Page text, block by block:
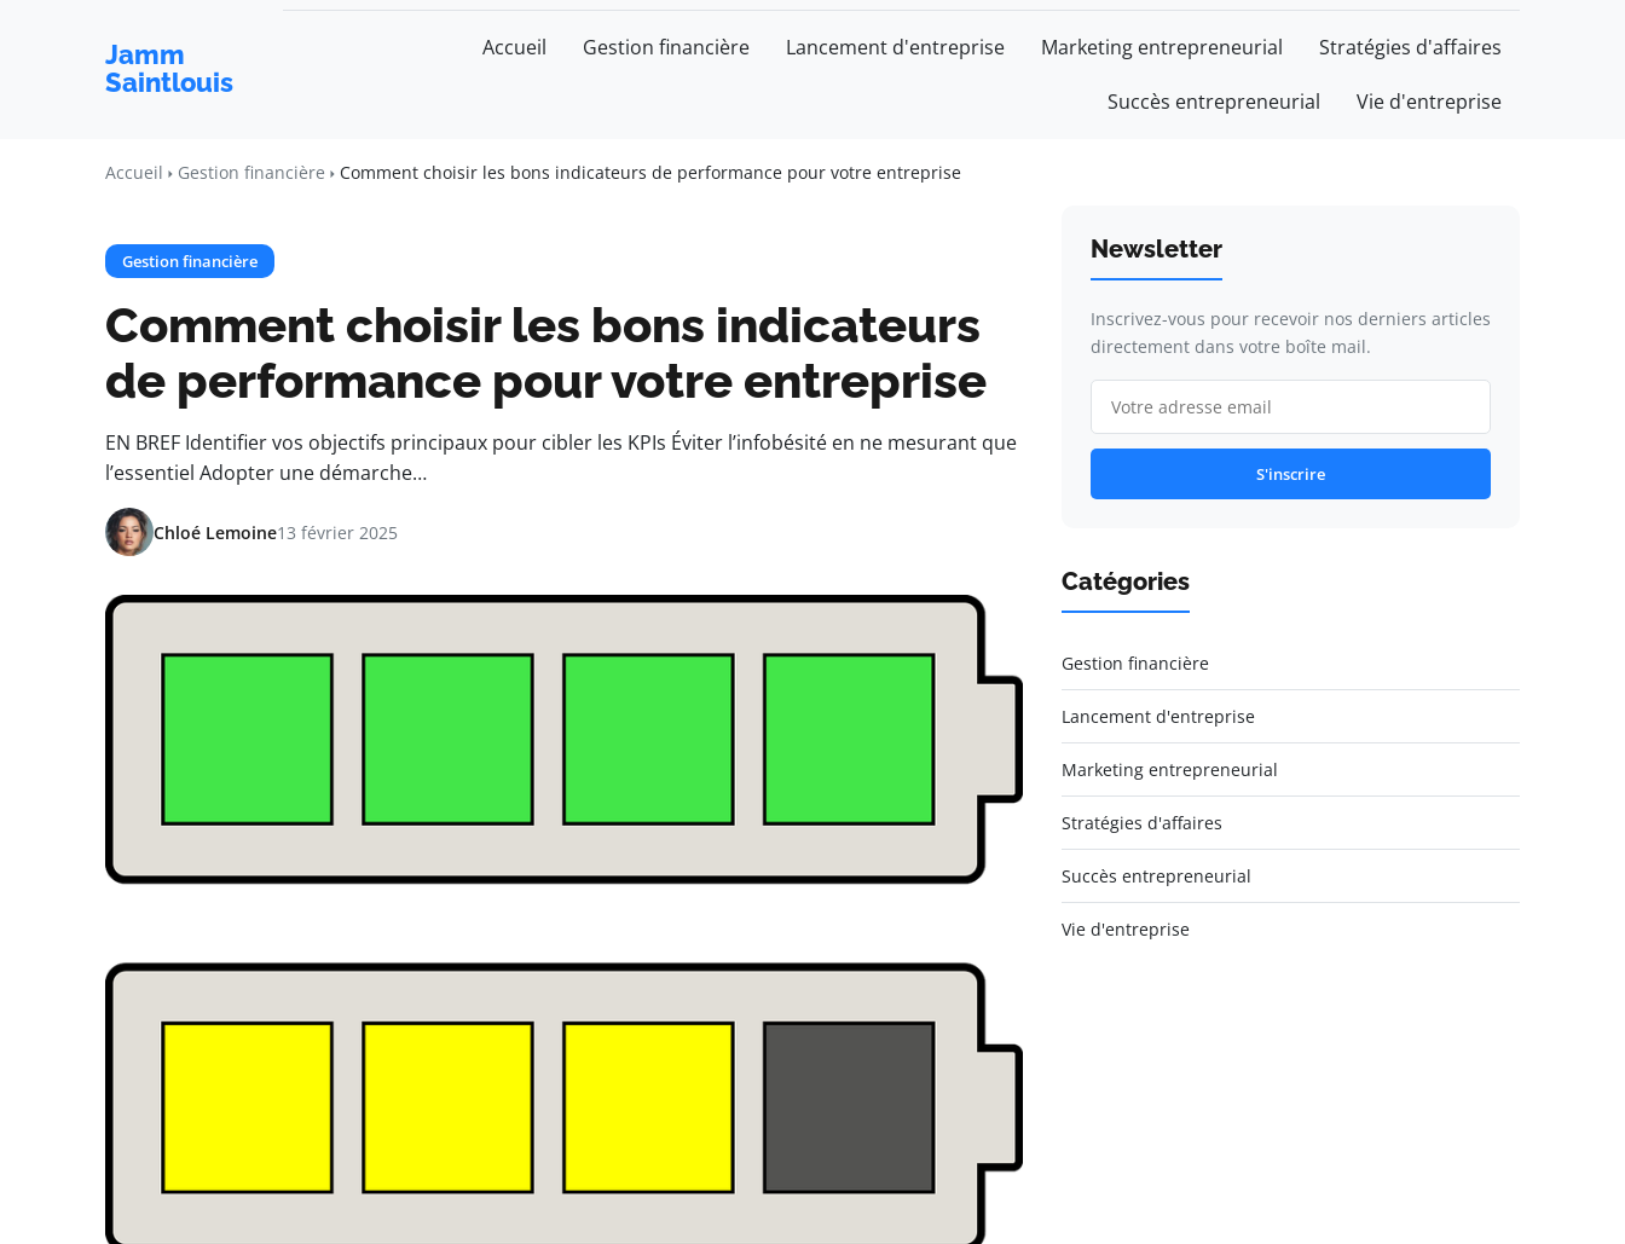
Jamm
Saintlouis
Accueil Gestion financière Lancement d'entreprise Marketing entrepreneurial Stratégies d'affaires
Succès entrepreneurial Vie d'entreprise
Accueil Gestion financière Comment choisir les bons indicateurs de performance pour votre entreprise
Gestion financière
Comment choisir les bons indicateurs
de performance pour votre entreprise
EN BREF Identifier vos objectifs principaux pour cibler les KPIs Éviter l’infobésité en ne mesurant que
l’essentiel Adopter une démarche…
Chloé Lemoine13 février 2025
Newsletter
Inscrivez-vous pour recevoir nos derniers articles
directement dans votre boîte mail.
S'inscrire
Catégories
Gestion financière
Lancement d'entreprise
Marketing entrepreneurial
Stratégies d'affaires
Succès entrepreneurial
Vie d'entreprise